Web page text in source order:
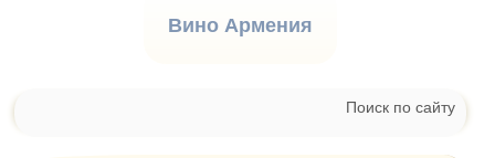
Вино Армения
Поиск по сайту